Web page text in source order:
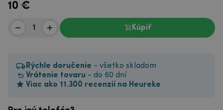
10 €
Kúpiť
Rýchle doručenie - všetko skladom
Vrátenie tovaru - do 60 dní
Viac ako 11.300 recenzií na Heureke